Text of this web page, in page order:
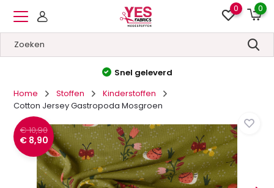
0 0
Hoge kwaliteit&Lage prijzen
Home
Stoffen
Kinderstoffen
Cotton Jersey Gastropoda Mosgroen
€ 10,90
€ 8,90